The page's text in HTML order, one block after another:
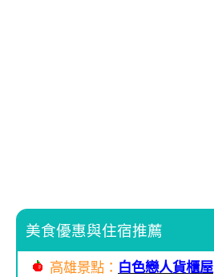
美食優惠與住宿推薦
高雄景點： 白色戀人貨櫃屋